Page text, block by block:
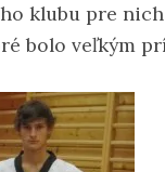
klubu pre
bolo veľkým